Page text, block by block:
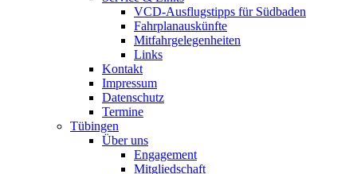
VCD-Ausflugstipps für Südbaden
Fahrplanauskünfte
Mitfahrgelegenheiten
Links
Kontakt
Impressum
Datenschutz
Termine
Tübingen
Über uns
Engagement
Mitgliedschaft